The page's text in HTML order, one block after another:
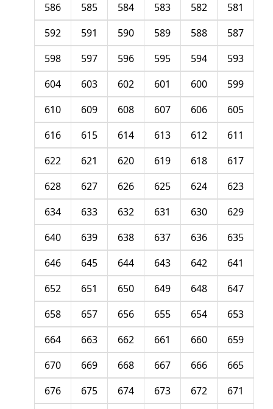
581
582
583
584
585
586
587
588
589
590
591
592
593
594
595
596
597
598
599
600
601
602
603
604
605
606
607
608
609
610
611
612
613
614
615
616
617
618
619
620
621
622
623
624
625
626
627
628
629
630
631
632
633
634
635
636
637
638
639
640
641
642
643
644
645
646
647
648
649
650
651
652
653
654
655
656
657
658
659
660
661
662
663
664
665
666
667
668
669
670
671
672
673
674
675
676